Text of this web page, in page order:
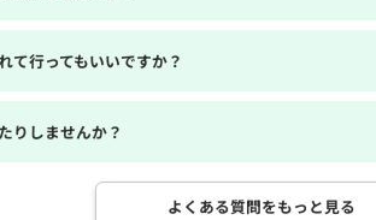
て行ってもいいですか？
りしませんか？
よくある質問をもっと見る